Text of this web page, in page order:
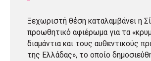
Ξεχωριστή θέση καταλαμβάνει η
προωθητικό αφιέρωμα για τα
διαμάντια και τους αυθεντικούς
της Ελλάδας», το οποίο